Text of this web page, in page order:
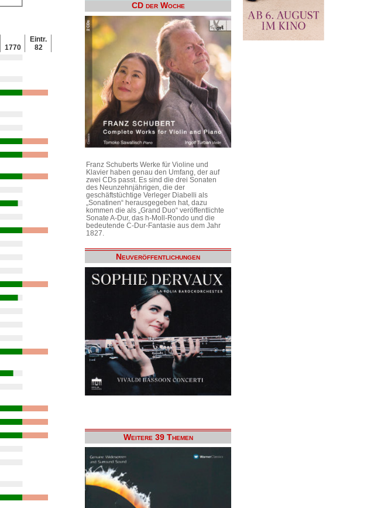
1770
Eintr.
82
CD der Woche
Franz Schuberts Werke für Violine und
Klavier haben genau den Umfang, der auf
zwei CDs passt. Es sind die drei Sonaten
des Neunzehnjährigen, die der
geschäftstüchtige Verleger Diabelli als
„Sonatinen“ herausgegeben hat, dazu
kommen die als „Grand Duo“ veröffentlichte
Sonate A-Dur, das h-Moll-Rondo und die
bedeutende C-Dur-Fantasie aus dem Jahr
1827.
Neuveröffentlichungen
Weitere 39 Themen